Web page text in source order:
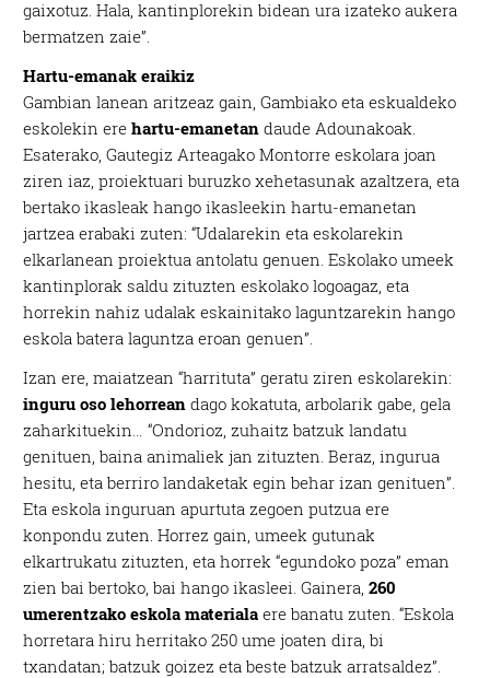
gaixotuz. Hala, kantinplorekin bideanura izateko aukera
bermatzen zaie”.
Hartu-emanak eraikiz
Gambian lanean aritzeaz gain, Gambiako eta eskualdeko
eskolekin ere hartu-emanetan daude Adounakoak.
Esaterako, Gautegiz Arteagako Montorre eskolara joan
ziren iaz, proiektuari buruzko xehetasunak azaltzera, eta
bertako ikasleak hango ikasleekin hartu-emanetan
jartzea erabaki zuten: “Udalarekin eta eskolarekin
elkarlanean proiektua antolatu genuen. Eskolako umeek
kantinplorak saldu zituzten eskolako logoagaz, eta
horrekin nahiz udalak eskainitako laguntzarekin hango
eskola batera laguntza eroan genuen”.
Izan ere, maiatzean “harrituta” geratu ziren eskolarekin:
inguru oso lehorrean dago kokatuta, arbolarik gabe, gela
zaharkituekin… “Ondorioz, zuhaitz batzuk landatu
genituen, baina animaliek jan zituzten. Beraz, ingurua
hesitu, eta berriro landaketak egin behar izan genituen”.
Eta eskola inguruan apurtuta zegoen putzua ere
konpondu zuten. Horrez gain, umeek gutunak
elkartrukatu zituzten, eta horrek “egundoko poza” eman
zien bai bertoko, bai hango ikasleei. Gainera,260
umerentzako eskola materiala ere banatu zuten. “Eskola
horretara hiru herritako 250 ume joaten dira, bi
txandatan; batzuk goizez eta beste batzuk arratsaldez”.